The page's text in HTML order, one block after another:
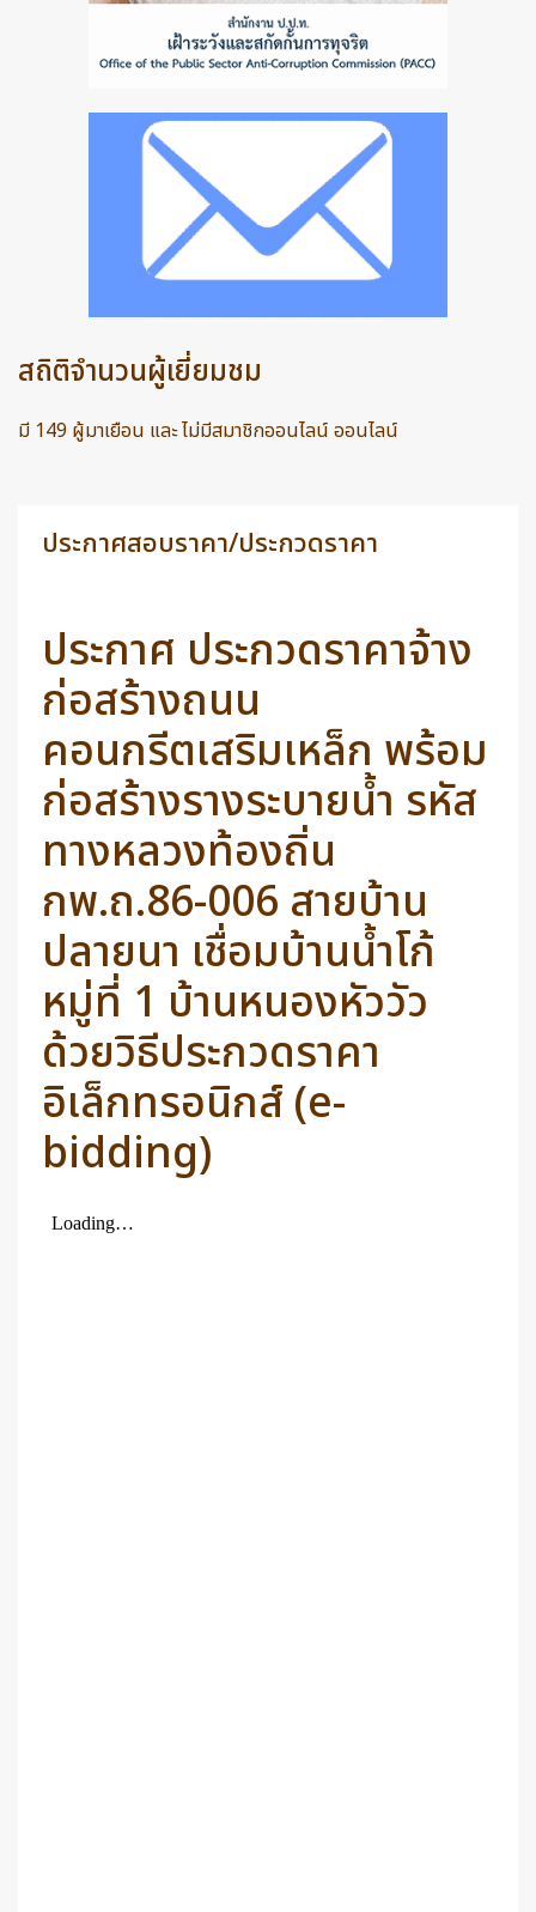
สถิติจำนวนผู้เยี่ยมชม
มี 149 ผู้มาเยือน และ ไม่มีสมาชิกออนไลน์ ออนไลน์
ประกาศสอบราคา/ประกวดราคา
ประกาศ ประกวดราคาจ้าง
ก่อสร้างถนน
คอนกรีตเสริมเหล็ก พร้อม
ก่อสร้างรางระบายน้ำ รหัส
ทางหลวงท้องถิ่น
กพ.ถ.86-006 สายบ้าน
ปลายนา เชื่อมบ้านน้ำโก้
หมู่ที่ 1 บ้านหนองหัววัว
ด้วยวิธีประกวดราคา
อิเล็กทรอนิกส์ (e-
bidding)